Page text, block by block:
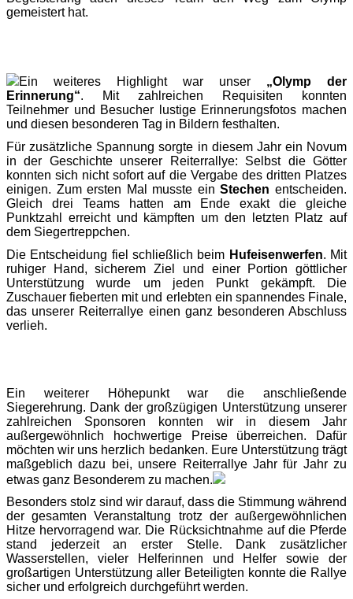
gemeistert hat.
Ein weiteres Highlight war unser „Olymp der
Erinnerung“. Mit zahlreichen Requisiten konnten
Teilnehmer und Besucher lustige Erinnerungsfotos machen
und diesen besonderen Tag in Bildern festhalten.
Für zusätzliche Spannung sorgte in diesem Jahr ein Novum
in der Geschichte unserer Reiterrallye: Selbst die Götter
konnten sich nicht sofort auf die Vergabe des dritten Platzes
einigen. Zum ersten Mal musste einStechen entscheiden.
Gleich drei Teams hatten am Ende exakt die gleiche
Punktzahl erreicht und kämpften um den letzten Platz auf
dem Siegertreppchen.
Die Entscheidung fiel schließlich beim Hufeisenwerfen. Mit
ruhiger Hand, sicherem Ziel und einer Portion göttlicher
Unterstützung wurde um jeden Punkt gekämpft. Die
Zuschauer fieberten mit und erlebten ein spannendes Finale,
das unserer Reiterrallye einen ganz besonderen Abschluss
verlieh.
Ein weiterer Höhepunkt war die anschließende
Siegerehrung. Dank der großzügigen Unterstützung unserer
zahlreichen Sponsoren konnten wir in diesem Jahr
außergewöhnlich hochwertige Preise überreichen. Dafür
möchten wir uns herzlich bedanken. Eure Unterstützung trägt
maßgeblich dazu bei, unsere Reiterrallye Jahr für Jahr zu
etwas ganz Besonderem zu machen.
Besonders stolz sind wir darauf, dass die Stimmung während
der gesamten Veranstaltung trotz der außergewöhnlichen
Hitze hervorragend war. Die Rücksichtnahme auf die Pferde
stand jederzeit an erster Stelle. Dank zusätzlicher
Wasserstellen, vieler Helferinnen und Helfer sowie der
großartigen Unterstützung aller Beteiligten konnte die Rallye
sicher und erfolgreich durchgeführt werden.